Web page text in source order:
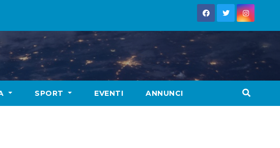
SPORT EVENTI ANNUNCI